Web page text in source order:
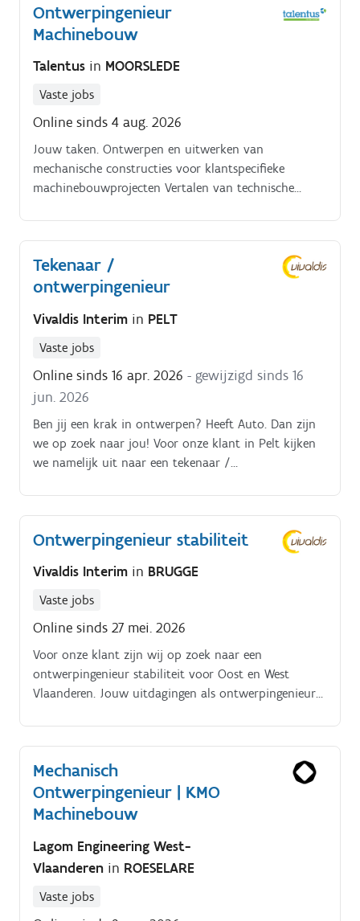
Ontwerpingenieur
Machinebouw
Talentus in MOORSLEDE
Vaste jobs
Online sinds 4 aug. 2026
Jouw taken. Ontwerpen en uitwerken van
mechanische constructies voor klantspecifieke
machinebouwprojecten Vertalen van technische
bestaande ontwerpen met aandacht voor prestaties,
betrouwbaarheid en kostenefficiëntie Samenwerken
met interne afdelingen om een vlotte overgang van
ondersteuning bieden tijdens de montage en opbouw
van machines Actief bijdragen aan innovatieve
ontwikkelingen binnen de sector
Tekenaar /
ontwerpingenieur
Vivaldis Interim in PELT
Vaste jobs
Online sinds 16 apr. 2026 - gewijzigd sinds 16
jun. 2026
Ben jij een krak in ontwerpen? Heeft Auto. Dan zijn
we op zoek naar jou! Voor onze klant in Pelt kijken
we namelijk uit naar een tekenaar /
studiebureau.
Ontwerpingenieur stabiliteit
Vivaldis Interim in BRUGGE
Vaste jobs
Online sinds 27 mei. 2026
Voor onze klant zijn wij op zoek naar een
ontwerpingenieur stabiliteit voor Oost en West
Vlaanderen. Jouw uitdagingen als ontwerpingenieur
Mechanisch
Ontwerpingenieur | KMO
Machinebouw
Lagom Engineering West-
Vlaanderen in ROESELARE
Vaste jobs